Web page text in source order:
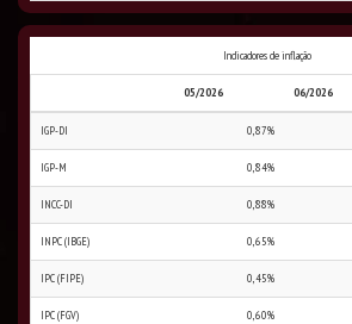
Indicadores de inflação
05/2026 06/2026
IGP-DI 0,87%
IGP-M 0,84%
INCC-DI 0,88%
INPC (IBGE) 0,65%
IPC (FIPE) 0,45%
IPC (FGV) 0,60%